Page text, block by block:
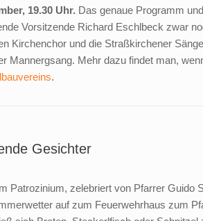
19.30 Uhr. Das genaue Programm
Vorsitzende Richard Eschlbeck zwar
Kirchenchor und die Straßkirchener
Mannergsang. Mehr dazu findet man,
.
Gesichter
Patrozinium, zelebriert von Pfarrer Guido
auf zum Feuerwehrhaus zum